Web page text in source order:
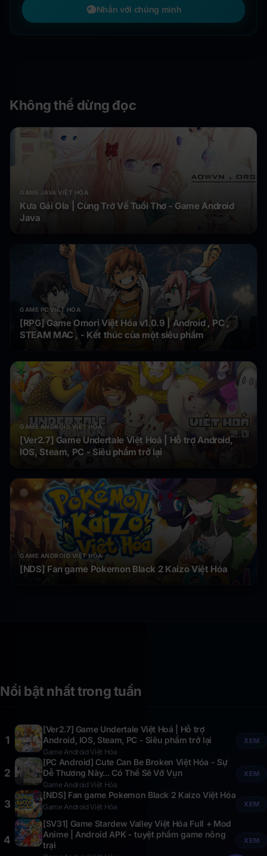
Nhắn với chúng mình
Không thể dừng đọc
GAME JAVA VIỆT HÓA
Kưa Gái Ola | Cùng Trở Về Tuổi Thơ - Game Android
Java
GAME PC VIỆT HÓA
[RPG] Game Omori Việt Hóa v1.0.9 | Android , PC ,
STEAM MAC , - Kết thúc của một siêu phẩm
GAME ANDROID VIỆT HÓA
[Ver2.7] Game Undertale Việt Hoá | Hỗ trợ Android,
IOS, Steam, PC - Siêu phẩm trở lại
GAME ANDROID VIỆT HÓA
[NDS] Fan game Pokemon Black 2 Kaizo Việt Hóa
Nổi bật nhất trong tuần
1
[Ver2.7] Game Undertale Việt Hoá | Hỗ trợ
Android, IOS, Steam, PC - Siêu phẩm trở lại
Game Android Việt Hóa
XEM
2
[PC Android] Cute Can Be Broken Việt Hóa - Sự
Dễ Thương Này... Có Thể Sẽ Vỡ Vụn
Game Android Việt Hóa
XEM
3
[NDS] Fan game Pokemon Black 2 Kaizo Việt Hóa
Game Android Việt Hóa XEM
4
[SV31] Game Stardew Valley Việt Hóa Full + Mod
Anime | Android APK - tuyệt phẩm game nông
trại
XEM